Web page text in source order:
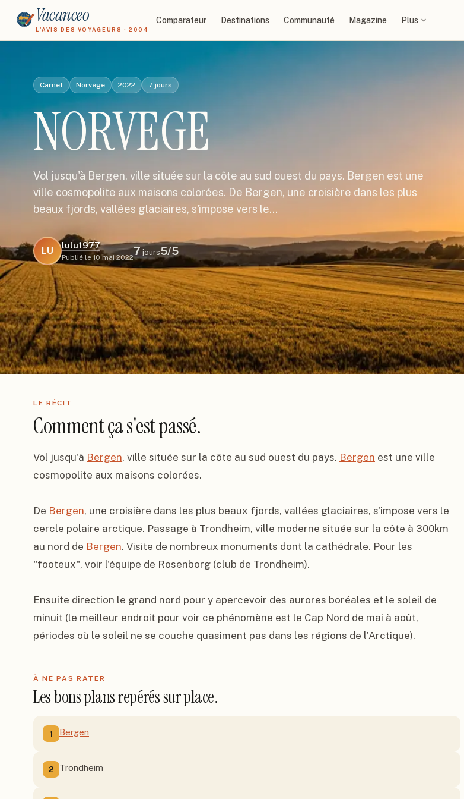
Vacanceo
L'AVIS DES VOYAGEURS · 2004
Comparateur Destinations Communauté Magazine Plus
Carnet Norvège 2022 7 jours
NORVEGE
Vol jusqu'à Bergen, ville située sur la côte au sud ouest du pays. Bergen est une
ville cosmopolite aux maisons colorées. De Bergen, une croisière dans les plus
beaux fjords, vallées glaciaires, s'impose vers le…
LU
lulu1977
Publié le 10 mai 2022
7 jours5/5
LE RÉCIT
Comment ça s'est passé.
Vol jusqu'à Bergen, ville située sur la côte au sud ouest du pays. Bergen est une ville
cosmopolite aux maisons colorées.
De Bergen, une croisière dans les plus beaux fjords, vallées glaciaires, s'impose vers le
cercle polaire arctique. Passage à Trondheim, ville moderne située sur la côte à 300km
au nord de Bergen. Visite de nombreux monuments dont la cathédrale. Pour les
"footeux", voir l'équipe de Rosenborg (club de Trondheim).
Ensuite direction le grand nord pour y apercevoir des aurores boréales et le soleil de
minuit (le meilleur endroit pour voir ce phénomène est le Cap Nord de mai à août,
périodes où le soleil ne se couche quasiment pas dans les régions de l'Arctique).
À NE PAS RATER
Les bons plans repérés sur place.
1 Bergen
2 Trondheim